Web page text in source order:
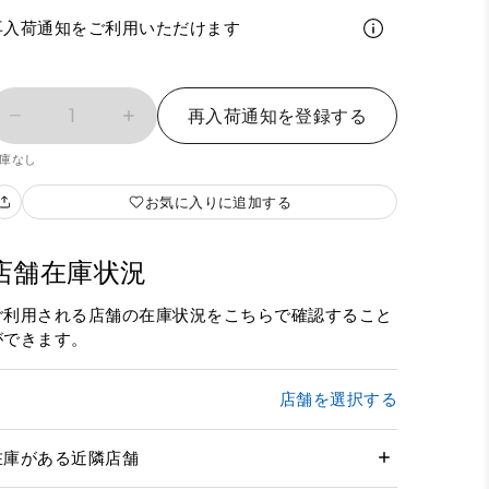
入荷通知をご利用いただけます
1 再入荷通知を登録する
なし
お気に入りに追加する
舗在庫状況
利用される店舗の在庫状況をこちらで確認すること
きます。
店舗を選択する
庫がある近隣店舗